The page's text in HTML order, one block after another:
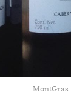
MontGras